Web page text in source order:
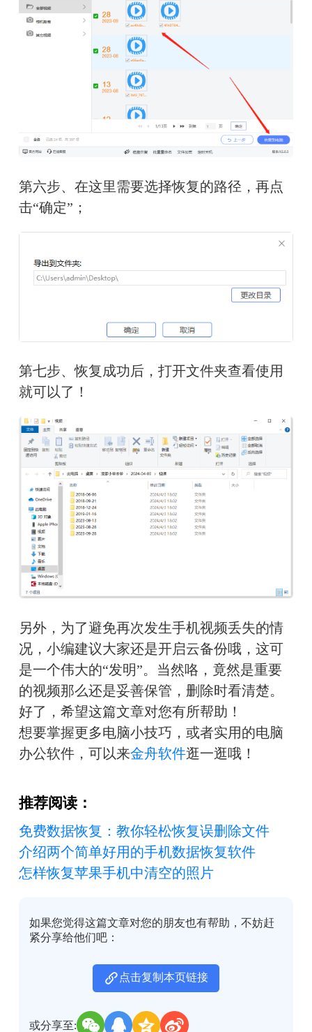
第六步、在这里需要选择恢复的路径，再点
击“确定”；
第七步、恢复成功后，打开文件夹查看使用
就可以了！
另外，为了避免再次发生手机视频丢失的情
况，小编建议大家还是开启云备份哦，这可
是一个伟大的“发明”。当然咯，竟然是重要
的视频那么还是妥善保管，删除时看清楚。
好了，希望这篇文章对您有所帮助！
想要掌握更多电脑小技巧，或者实用的电脑
办公软件，可以来金舟软件逛一逛哦！
推荐阅读：
免费数据恢复：教你轻松恢复误删除文件
介绍两个简单好用的手机数据恢复软件
怎样恢复苹果手机中清空的照片
如果您觉得这篇文章对您的朋友也有帮助，不妨赶
紧分享给他们吧：
点击复制本页链接
或分享至: